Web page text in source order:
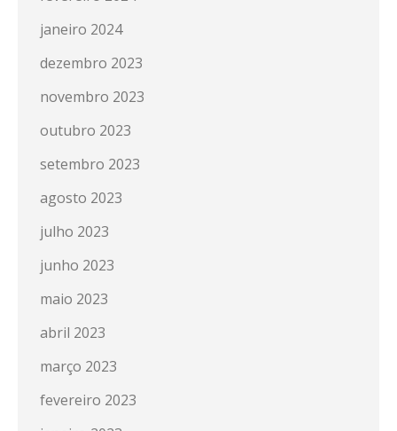
janeiro 2024
dezembro 2023
novembro 2023
outubro 2023
setembro 2023
agosto 2023
julho 2023
junho 2023
maio 2023
abril 2023
março 2023
fevereiro 2023